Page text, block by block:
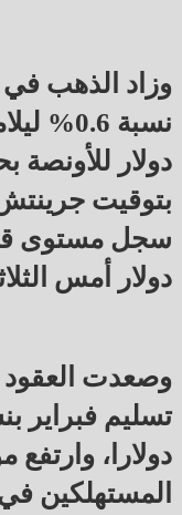
وزاد الذهب في
بتوقيت
دولار أمس
وصعدت العقود
دولارا،
المستهلكين